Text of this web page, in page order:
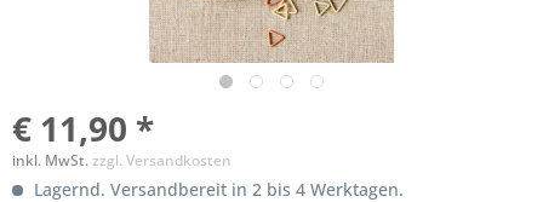
€ 11,90 *
inkl. MwSt.zzgl. Versandkosten
Lagernd. Versandbereit in 2 bis 4 Werktagen.